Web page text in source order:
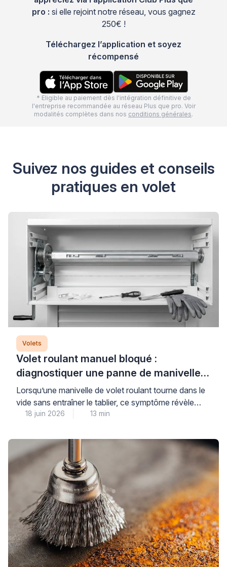
pro : si elle rejoint notre réseau, vous gagnez
250€ !
Téléchargez l’application et soyez
récompensé
* Eligible au paiement dès l'intégration définitive de
l'entreprise recommandée au réseau Plus que pro. Voir
modalités complètes dans nos conditions générales.
Suivez nos guides et conseils
pratiques en volet
Volets
Volet roulant manuel bloqué :
diagnostiquer une panne de manivelle
ou de treuil
Lorsqu’une manivelle de volet roulant tourne dans le
vide sans entraîner le tablier, ce symptôme révèle
généralement un problème au niveau du treuil ou des
panne courante nécessite un diagnostic méthodique
pour identifier précisément l’origine du
dysfonctionnement et éviter d’aggraver la situation
par une intervention inadaptée. Plus […]
18 juin 2026 13 min